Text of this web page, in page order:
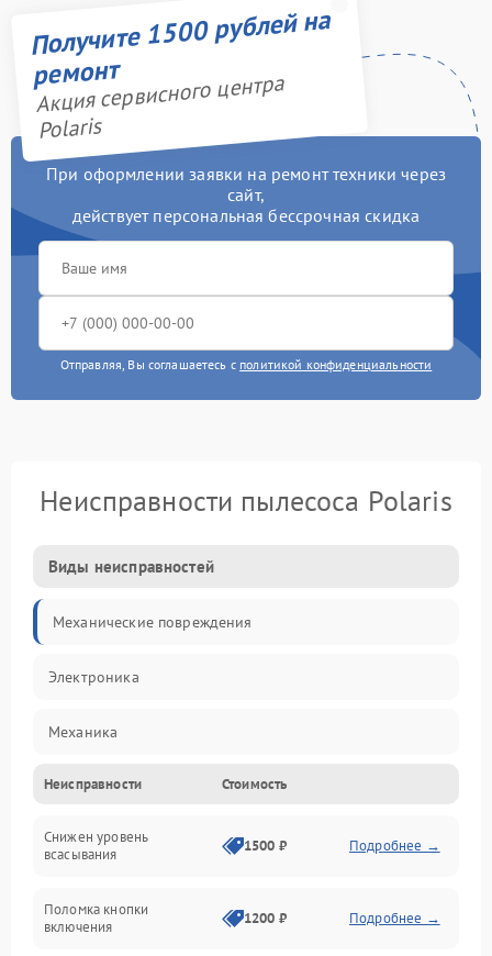
Получите 1500 рублей на
ремонт
Акция сервисного центра
Polaris
При оформлении заявки на ремонт техники через
сайт,
действует персональная бессрочная скидка
Отправляя, Вы соглашаетесь с политикой конфиденциальности
Неисправности пылесоса Polaris
Виды неисправностей
Механические повреждения
Электроника
Механика
Электропитание
Всасывание
Неисправности Стоимость
Снижен уровень
всасывания
1500 ₽ Подробнее →
Поломка кнопки
включения
1200 ₽ Подробнее →